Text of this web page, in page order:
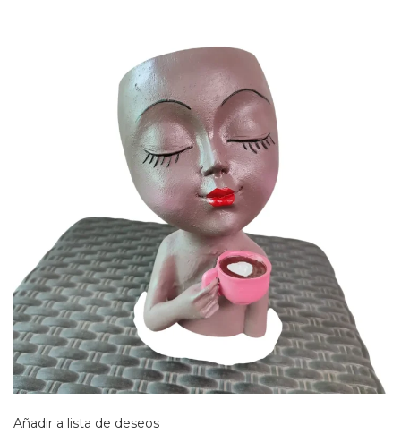
Añadir a lista de deseos